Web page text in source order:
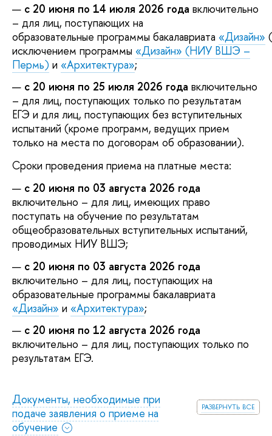
с 20 июня по 14 июля 2026 года включительно
– для лиц, поступающих на
образовательные программы бакалавриата «Дизайн»
исключением программы «Дизайн» (НИУ ВШЭ –
Пермь) и «Архитектура»;
с 20 июня по 25 июля 2026 года включительно
– для лиц, поступающих только по результатам
ЕГЭ и для лиц, поступающих без вступительных
испытаний (кроме программ, ведущих прием
только на места по договорам об образовании).
Сроки проведения приема на платные места:
с 20 июня по 03 августа 2026 года
включительно – для лиц, имеющих право
поступать на обучение по результатам
общеобразовательных вступительных испытаний,
проводимых НИУ ВШЭ;
с 20 июня по 03 августа 2026 года
включительно – для лиц, поступающих на
образовательные программы бакалавриата
«Дизайн» и «Архитектура»;
с 20 июня по 12 августа 2026 года
включительно – для лиц, поступающих только по
результатам ЕГЭ.
развернуть все
Документы, необходимые при
подаче заявления о приеме на
обучение